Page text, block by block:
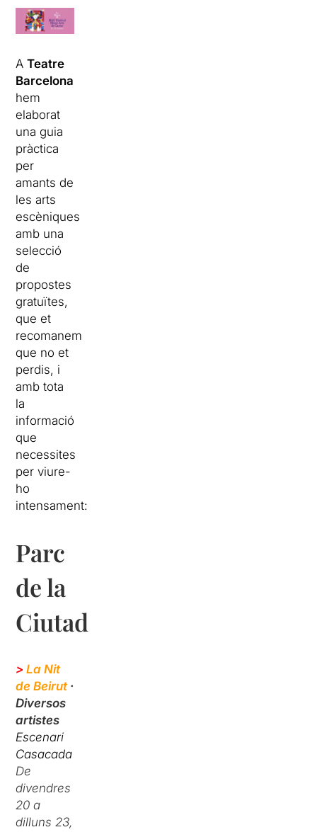
ATeatre
Barcelona
hem
elaborat
una guia
pràctica
per
amants de
les arts
escèniques
amb una
selecció
de
propostes
gratuïtes,
que et
recomanem
que no et
perdis, i
amb tota
la
informació
que
necessites
per viure-
ho
intensament:
Parc
de la
Ciutadella
> La Nit
de Beirut ·
Diversos
artistes
Escenari
Casacada
De
divendres
20 a
dilluns 23,